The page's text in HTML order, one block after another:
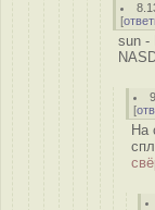
[
sun -
[
На